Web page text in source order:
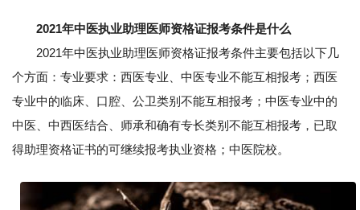
2021年中医执业助理医师资格证报考条件是什么
2021年中医执业助理医师资格证报考条件主要包括以下几
个方面：专业要求：西医专业、中医专业不能互相报考；西医
专业中的临床、口腔、公卫类别不能互相报考；中医专业中的
中医、中西医结合、师承和确有专长类别不能互相报考，已取
得助理资格证书的可继续报考执业资格；中医院校。